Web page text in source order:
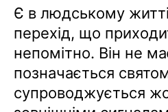
Є в людському
перехід, що
непомітно. Він не
позначається
супроводжується